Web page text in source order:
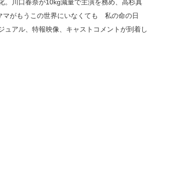
。川口春奈が10kg減量で主演を務め、高杉真
マがもうこの世界にいなくても 私の命の日
アル、特報映像、キャストコメントが到着し